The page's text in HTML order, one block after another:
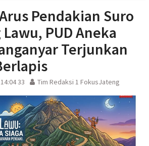
Pendakian Suro
PUD Aneka
Terjunkan
33 Tim Redaksi 1 FokusJateng